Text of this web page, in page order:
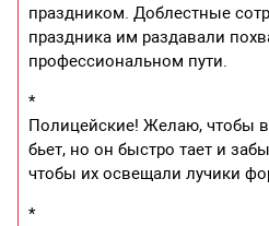
праздником. Доблестные
праздника им раздавали
профессиональном пути.
*
Полицейские! Желаю, чтобы
бьет, но он быстро тает и
чтобы их освещали лучики
*